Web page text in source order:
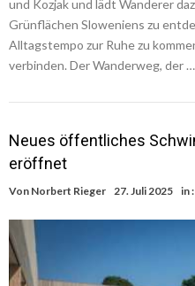
und Kozjak und lädt Wanderer
Grünflächen Sloweniens zu
Alltagstempo zur Ruhe zu
verbinden. Der Wanderweg, der …
Neues öffentliches
eröffnet
Von Norbert Rieger 27. Juli 2025 in :